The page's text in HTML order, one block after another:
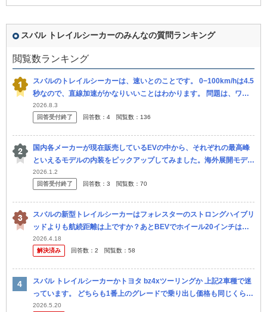
スバル トレイルシーカーのみんなの質問ランキング
閲覧数ランキング
スバルのトレイルシーカーは、速いとのことです。 0−100km/hは4.5
秒なので、直線加速がかなりいいことはわかります。 問題は、ワイ
ンディング、特に下りなんですが、速く楽しく運転できますか？
2026.8.3
回答受付終了
回答数： 4 閲覧数： 136
国内各メーカーが現在販売しているEVの中から、それぞれの最高峰
といえるモデルの内装をピックアップしてみました。海外展開モデル
も含めてリサーチしましたが、もし間違ってる部分があればご指摘く
ださい。 皆さ
2026.1.2
回答受付終了
回答数： 3 閲覧数： 70
スバルの新型トレイルシーカーはフォレスターのストロングハイブリ
ッドよりも航続距離は上ですか？あとBEVでホイール20インチはタ
イヤの維持費が高いと思いませんか。
2026.4.18
解決済み
回答数： 2 閲覧数： 58
スバル トレイルシーカーかトヨタ bz4xツーリングか 上記2車種で迷
っています。 どちらも1番上のグレードで乗り出し価格も同じくらい
です。 納車時期はスバルが8月、トヨタが10月ということで...
2026.5.20